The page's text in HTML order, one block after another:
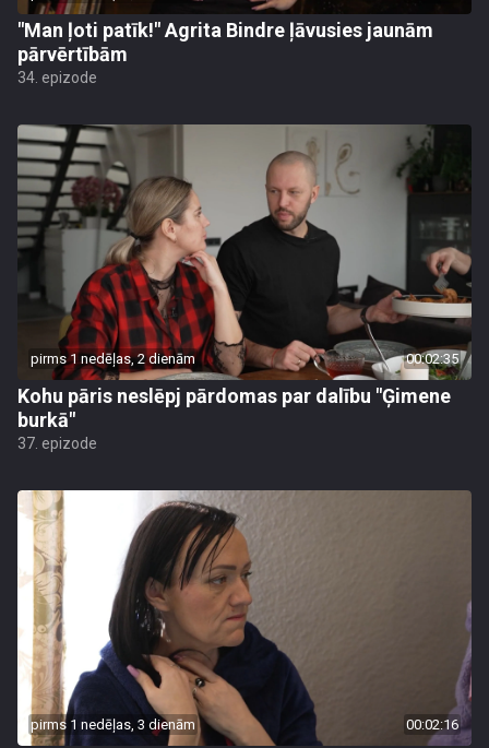
"Man ļoti patīk!" Agrita Bindre ļāvusies jaunām
pārvērtībām
34. epizode
pirms 1 nedēļas, 2 dienām 00:02:35
Kohu pāris neslēpj pārdomas par dalību "Ģimene
burkā"
37. epizode
pirms 1 nedēļas, 3 dienām 00:02:16